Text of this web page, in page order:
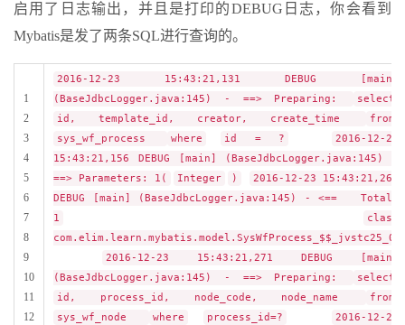
启用了日志输出，并且是打印的DEBUG日志，你会看到
Mybatis是发了两条SQL进行查询的。
1
2
3
4
5
6
7
8
9
10
11
12
2016-12-23 15:43:21,131 DEBUG [main]
(BaseJdbcLogger.java:145) - ==> Preparing:
select
id, template_id, creator, create_time
from
sys_wf_process
where id = ?
2016-12-23
15:43:21,156 DEBUG [main] (BaseJdbcLogger.java:145) -
==> Parameters: 1(
Integer )
2016-12-23 15:43:21,269
DEBUG [main] (BaseJdbcLogger.java:145) - <== Total:
1
class
com.elim.learn.mybatis.model.SysWfProcess_$$_jvstc25_0
2016-12-23 15:43:21,271 DEBUG [main]
(BaseJdbcLogger.java:145) - ==> Preparing:
select
id, process_id, node_code, node_name
from
sys_wf_node
where process_id=?
2016-12-23